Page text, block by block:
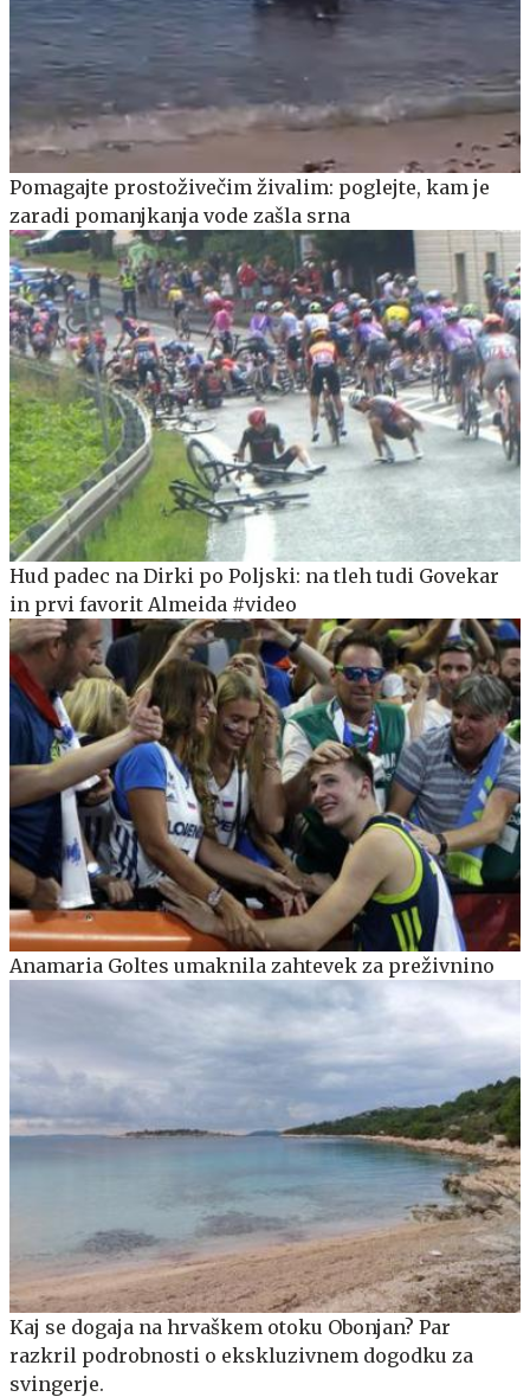
Pomagajte prostoživečim živalim: poglejte, kam je
zaradi pomanjkanja vode zašla srna
Hud padec na Dirki po Poljski: na tleh tudi Govekar
in prvi favorit Almeida #video
Anamaria Goltes umaknila zahtevek za preživnino
Kaj se dogaja na hrvaškem otoku Obonjan? Par
razkril podrobnosti o ekskluzivnem dogodku za
svingerje.